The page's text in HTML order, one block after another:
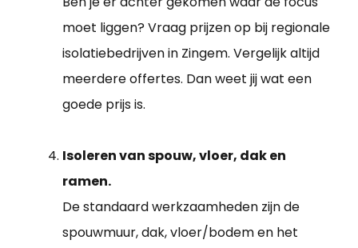
moet liggen? Vraag prijzen op bij regionale
isolatiebedrijven in Zingem. Vergelijk altijd
meerdere offertes. Dan weet jij wat een
goede prijs is.
Isoleren van spouw, vloer, dak en
ramen.
De standaard werkzaamheden zijn de
spouwmuur, dak, vloer/bodem en het